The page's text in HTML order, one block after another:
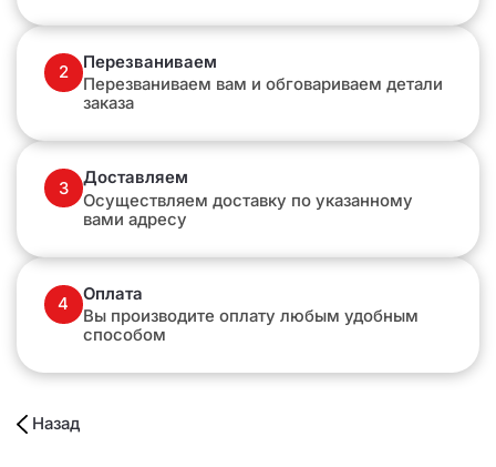
2
Перезваниваем
Перезваниваем вам и обговариваем детали
заказа
3
Доставляем
Осуществляем доставку по указанному
вами адресу
4
Оплата
Вы производите оплату любым удобным
способом
Назад